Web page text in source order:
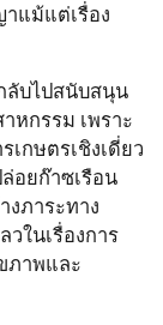
แม้แต่เรื่อง
ลับไปสนับสนุน
หกรรม เพราะ
กษตรเชิงเดี่ยว
อยก๊าซเรือน
งภาระทาง
วในเรื่องการ
ภาพและ